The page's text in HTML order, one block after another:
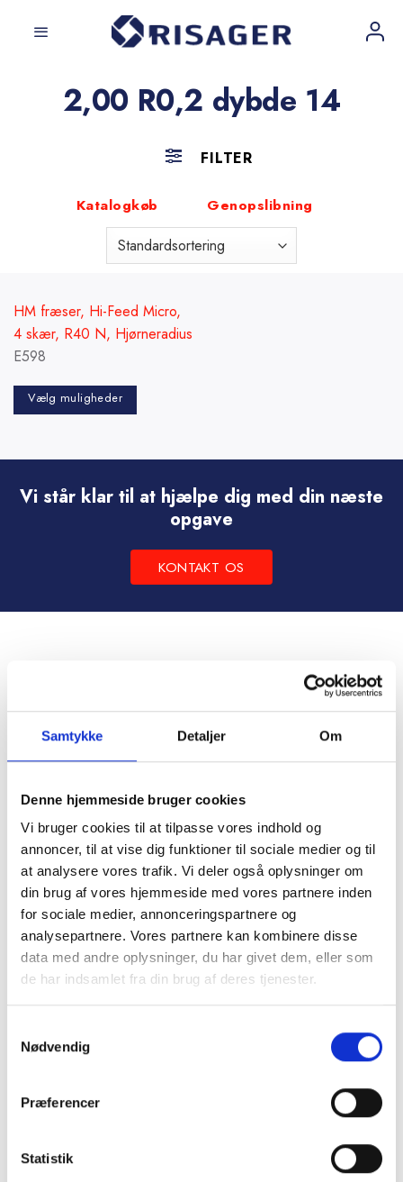
Samtykke Detaljer Om
Denne hjemmeside bruger cookies
Vi bruger cookies til at tilpasse vores indhold og
annoncer, til at vise dig funktioner til sociale medier og til
at analysere vores trafik. Vi deler også oplysninger om
din brug af vores hjemmeside med vores partnere inden
for sociale medier, annonceringspartnere og
analysepartnere. Vores partnere kan kombinere disse
data med andre oplysninger, du har givet dem, eller som
de har indsamlet fra din brug af deres tjenester.
Nødvendig
Præferencer
Statistik
2,00 R0,2 dybde 14
FILTER
Katalogkøb Genopslibning
HM fræser, Hi-Feed Micro,
4 skær, R40 N, Hjørneradius
E598
Vælg muligheder
flere
Vi står klar til at hjælpe dig med din næste
opgave
KONTAKT OS
Frichsvej 59, DK-8464 Galten
CVR nr. 17075446